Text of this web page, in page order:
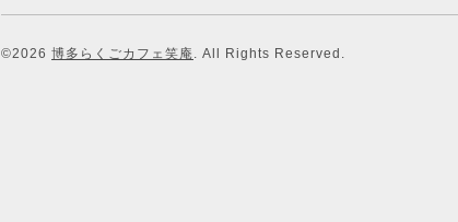
©2026 博多らくごカフェ笑庵. All Rights Reserved.